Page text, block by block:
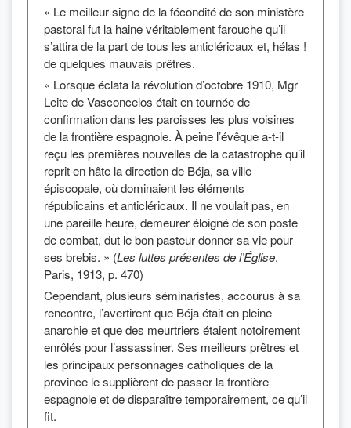
« Le meilleur signe de la fécondité de son ministère
pastoral fut la haine véritablement farouche qu’il
s’attira de la part de tous les anticléricaux et, hélas !
de quelques mauvais prêtres.
« Lorsque éclata la révolution d’octobre 1910, Mgr
Leite de Vasconcelos était en tournée de
confirmation dans les paroisses les plus voisines
de la frontière espagnole. À peine l’évêque a-t-il
reçu les premières nouvelles de la catastrophe qu’il
reprit en hâte la direction de Béja, sa ville
épiscopale, où dominaient les éléments
républicains et anticléricaux. Il ne voulait pas, en
une pareille heure, demeurer éloigné de son poste
de combat, dut le bon pasteur donner sa vie pour
ses brebis. » (Les luttes présentes de l’Église,
Paris, 1913, p. 470)
Cependant, plusieurs séminaristes, accourus à sa
rencontre, l’avertirent que Béja était en pleine
anarchie et que des meurtriers étaient notoirement
enrôlés pour l’assassiner. Ses meilleurs prêtres et
les principaux personnages catholiques de la
province le supplièrent de passer la frontière
espagnole et de disparaître temporairement, ce qu’il
fit.